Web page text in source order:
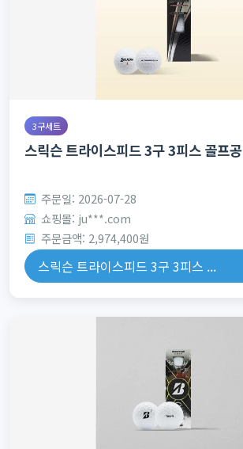
3구세트
스릭슨 트라이스피드 3구 3피스 골프공
주문일: 2026-07-28
쇼핑몰: ju***.com
주문금액: 2,974,400원
스릭슨 트라이스피드 3구 3피스 ...